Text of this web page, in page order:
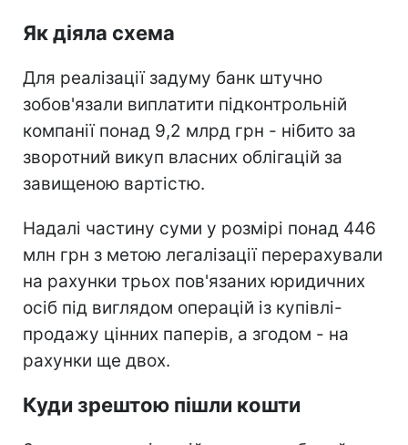
Як діяла схема
Для реалізації задуму банк штучно
зобов'язали виплатити підконтрольній
компанії понад 9,2 млрд грн - нібито за
зворотний викуп власних облігацій за
завищеною вартістю.
Надалі частину суми у розмірі понад 446
млн грн з метою легалізації перерахували
на рахунки трьох пов'язаних юридичних
осіб під виглядом операцій із купівлі-
продажу цінних паперів, а згодом - на
рахунки ще двох.
Куди зрештою пішли кошти